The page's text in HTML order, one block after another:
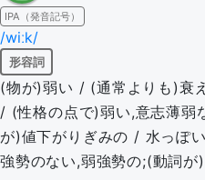
IPA（発音記号）
/wiːk/
形容詞
(物が)弱い / (通常よりも)衰
/ (性格の点で)弱い,意志薄
が)値下がりぎみの / 水っぽ
強勢のない,弱強勢の;(動詞が